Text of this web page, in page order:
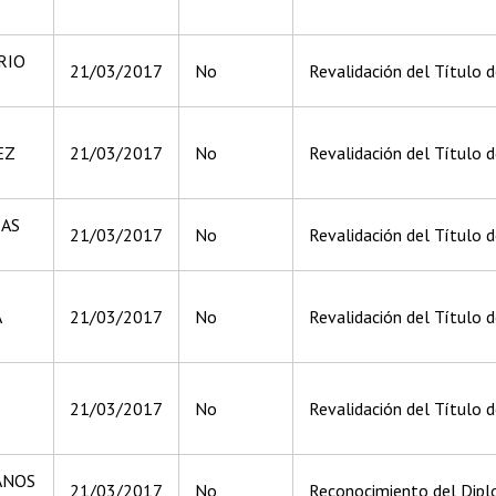
21/03/2017 No Revalidación del Título
21/03/2017 No Revalidación del Título
21/03/2017 No Revalidación del Título
21/03/2017 No Revalidación del Título
21/03/2017 No Revalidación del Título
21/03/2017 No Reconocimiento del